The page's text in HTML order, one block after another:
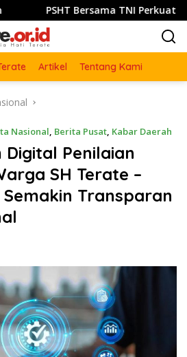
Bersama TNI Perkuat Semangat
Artikel Tentang Kami
Nasional, Berita Pusat, Kabar Daerah
Digital Penilaian
SH Terate –
Transparan